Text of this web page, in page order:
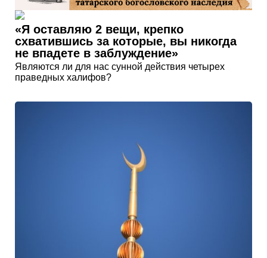
«Я оставляю 2 вещи, крепко
cхватившись за которые, вы никогда
не впадете в заблуждение»
Являются ли для нас сунной действия четырех
праведных халифов?